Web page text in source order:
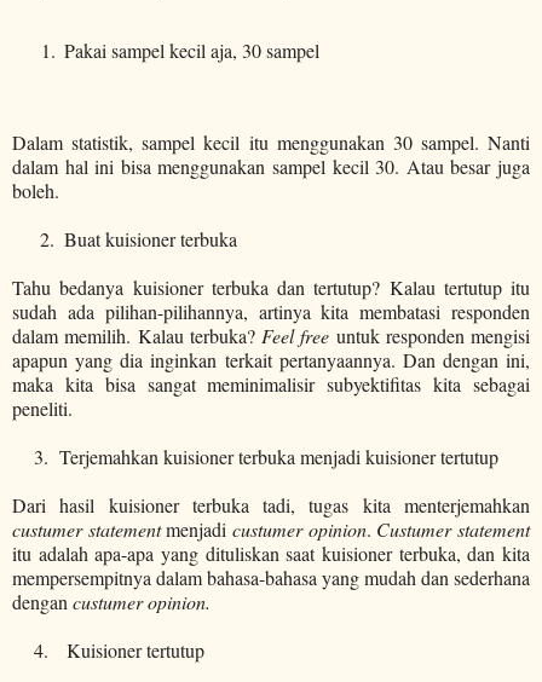
Pakai sampel kecil aja, 30 sampel
Dalam statistik, sampel kecil itu menggunakan 30 sampel. Nanti
dalam hal ini bisa menggunakan sampel kecil 30. Atau besar juga
boleh.
2. Buat kuisioner terbuka
Tahu bedanya kuisioner terbuka dan tertutup? Kalau tertutup itu
sudah ada pilihan-pilihannya, artinya kita membatasi responden
dalam memilih. Kalau terbuka? Feel free untuk responden mengisi
apapun yang dia inginkan terkait pertanyaannya. Dan dengan ini,
maka kita bisa sangat meminimalisir subyektifitas kita sebagai
peneliti.
3. Terjemahkan kuisioner terbuka menjadi kuisioner tertutup
Dari hasil kuisioner terbuka tadi, tugas kita menterjemahkan
custumer statementmenjadicustumer opinion. Custumer statement
itu adalah apa-apa yang dituliskan saat kuisioner terbuka, dan kita
mempersempitnya dalam bahasa-bahasa yang mudah dan sederhana
dengancustumer opinion.
4.
Kuisioner tertutup